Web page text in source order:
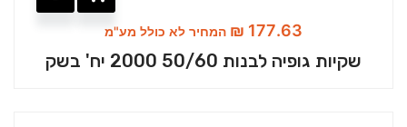
₪ 177.63 המחיר לא כולל מע"מ
שקיות גופיה לבנות 50/60 2000 יח' בשק